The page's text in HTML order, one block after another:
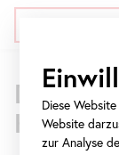
zum
Inhalt
Meta-
Navigation
springen
Navigation
springen
Museum
Drei
Diese
Website
zur Analyse